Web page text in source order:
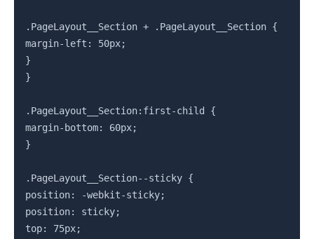
.PageLayout__Section + .PageLayout__Section {
margin-left: 50px;
}
}
.PageLayout__Section:first-child {
margin-bottom: 60px;
}
.PageLayout__Section--sticky {
position: -webkit-sticky;
position: sticky;
top: 75px;